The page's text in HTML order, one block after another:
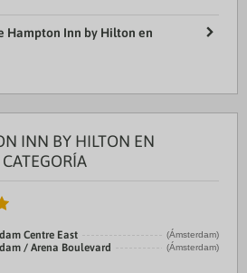
Hampton Inn by Hilton en
INN BY HILTON EN
Centre East (Ámsterdam)
/ Arena Boulevard (Ámsterdam)